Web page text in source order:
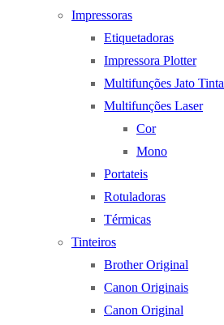
Impressoras
Etiquetadoras
Impressora Plotter
Multifunções Jato Tinta
Multifunções Laser
Cor
Mono
Portateis
Rotuladoras
Térmicas
Tinteiros
Brother Original
Canon Originais
Canon Original